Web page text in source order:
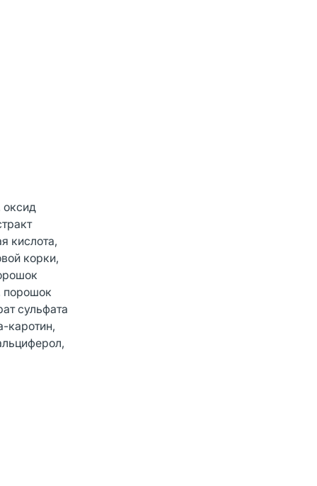
оксид
кислота,
корки,
порошок
сульфата
каротин,